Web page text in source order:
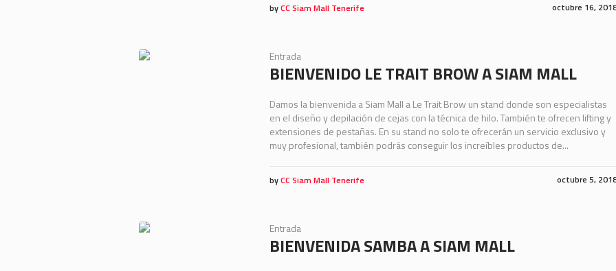
octubre 16,
byCC Siam Mall Tenerife
Entrada
BIENVENIDO LE TRAIT BROW A SIAM MALL
Damos la bienvenida a Siam Mall a Le Trait Brow un stand donde son especialistas
en el diseño y depilación de cejas con la técnica de hilo. También te ofrecen lifting y
extensiones de pestañas. En su stand no solo te ofrecerán un servicio exclusivo y
muy profesional, también podrás conseguir los increíbles productos de...
octubre 5,
byCC Siam Mall Tenerife
Entrada
BIENVENIDA SAMBA A SIAM MALL